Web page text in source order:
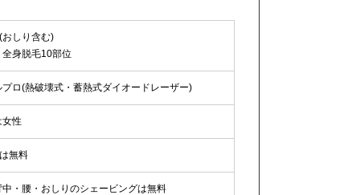
しり含む)
身脱毛10部位
プロ(熱破壊式・蓄熱式ダイオードレーザー)
女性
無料
中・腰・おしりのシェービングは無料